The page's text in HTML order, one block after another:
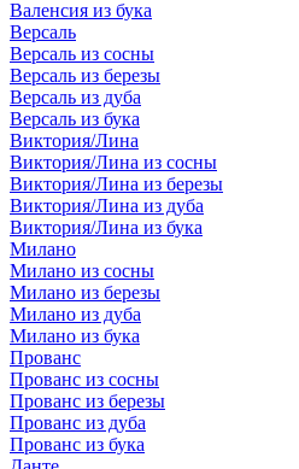
Валенсия из бука
Версаль
Версаль из сосны
Версаль из березы
Версаль из дуба
Версаль из бука
Виктория/Лина
Виктория/Лина из сосны
Виктория/Лина из березы
Виктория/Лина из дуба
Виктория/Лина из бука
Милано
Милано из сосны
Милано из березы
Милано из дуба
Милано из бука
Прованс
Прованс из сосны
Прованс из березы
Прованс из дуба
Прованс из бука